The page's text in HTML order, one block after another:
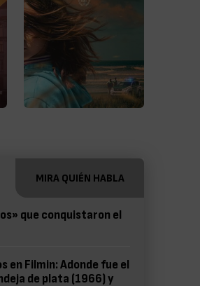
MIRA QUIÉN HABLA
que conquistaron el
en Filmin: Adonde fue el
de plata (1966) y